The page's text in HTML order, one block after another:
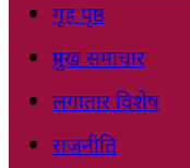
गृह पृष्ठ
प्रमुख समाचार
लगातार विशेष
राजनीति